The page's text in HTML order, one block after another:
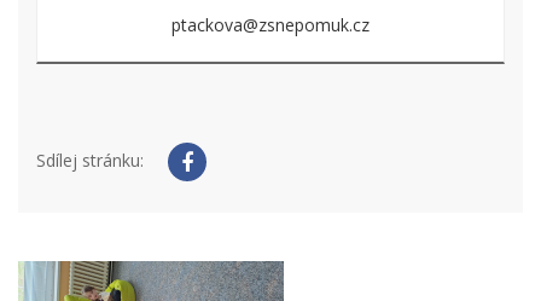
ptackova@zsnepomuk.cz
Sdílej stránku: